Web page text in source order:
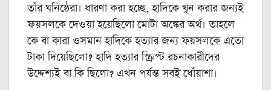
তাঁর ঘনিষ্ঠেরা। ধারণা করা হচ্ছে, হাদিকে খুন করার জন্যই
ফয়সলকে দেওয়া হয়েছিলো মোটা অঙ্কের অর্থ। তাহলে
কে বা কারা ওসমান হাদিকে হত্যার জন্য ফয়সলকে এতো
টাকা দিয়েছিলো? হাদি হত্যার স্ক্রিপ্ট রচনাকারীদের
উদ্দেশ্যই বা কি ছিলো? এখন পর্যন্ত সবই ধোঁয়াশা।